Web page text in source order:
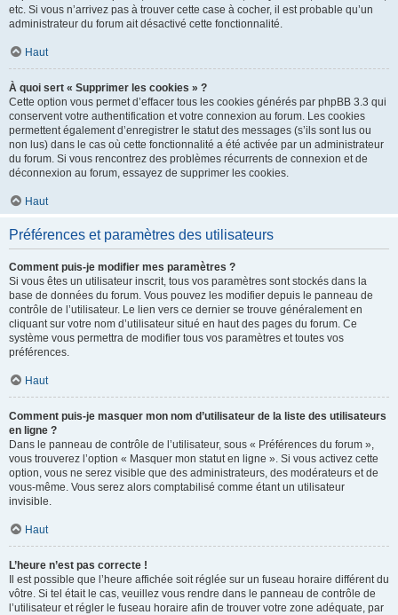
etc. Si vous n’arrivez pas à trouver cette case à cocher, il est probable qu’un
administrateur du forum ait désactivé cette fonctionnalité.
Haut
À quoi sert « Supprimer les cookies » ?
Cette option vous permet d’effacer tous les cookies générés par phpBB 3.3 qui
conservent votre authentification et votre connexion au forum. Les cookies
permettent également d’enregistrer le statut des messages (s’ils sont lus ou
non lus) dans le cas où cette fonctionnalité a été activée par un administrateur
du forum. Si vous rencontrez des problèmes récurrents de connexion et de
déconnexion au forum, essayez de supprimer les cookies.
Haut
Préférences et paramètres des utilisateurs
Comment puis-je modifier mes paramètres ?
Si vous êtes un utilisateur inscrit, tous vos paramètres sont stockés dans la
base de données du forum. Vous pouvez les modifier depuis le panneau de
contrôle de l’utilisateur. Le lien vers ce dernier se trouve généralement en
cliquant sur votre nom d’utilisateur situé en haut des pages du forum. Ce
système vous permettra de modifier tous vos paramètres et toutes vos
préférences.
Haut
Comment puis-je masquer mon nom d’utilisateur de la liste des utilisateurs
en ligne ?
Dans le panneau de contrôle de l’utilisateur, sous « Préférences du forum »,
vous trouverez l’option « Masquer mon statut en ligne ». Si vous activez cette
option, vous ne serez visible que des administrateurs, des modérateurs et de
vous-même. Vous serez alors comptabilisé comme étant un utilisateur
invisible.
Haut
L’heure n’est pas correcte !
Il est possible que l’heure affichée soit réglée sur un fuseau horaire différent du
vôtre. Si tel était le cas, veuillez vous rendre dans le panneau de contrôle de
l’utilisateur et régler le fuseau horaire afin de trouver votre zone adéquate, par